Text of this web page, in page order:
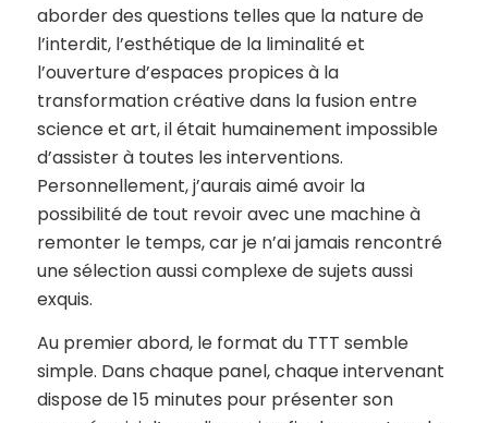
aborder des questions telles que la nature de
l’interdit, l’esthétique de la liminalité et
l’ouverture d’espaces propices à la
transformation créative dans la fusion entre
science et art, il était humainement impossible
d’assister à toutes les interventions.
Personnellement, j’aurais aimé avoir la
possibilité de tout revoir avec une machine à
remonter le temps, car je n’ai jamais rencontré
une sélection aussi complexe de sujets aussi
exquis.
Au premier abord, le format du TTT semble
simple. Dans chaque panel, chaque intervenant
dispose de 15 minutes pour présenter son